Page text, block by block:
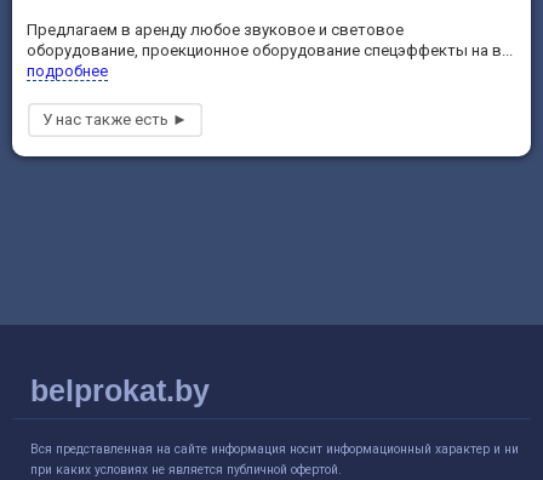
Предлагаем в аренду любое звуковое и световое
оборудование, проекционное оборудование спецэффекты на в...
подробнее
belprokat.by
Вся представленная на сайте информация носит информационный характер и ни
при каких условиях не является публичной офертой.